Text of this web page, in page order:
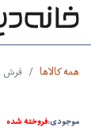
همه کالاها فرش
موجودی:فروخته شده